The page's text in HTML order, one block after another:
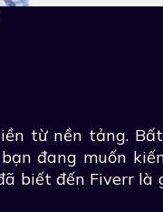
từ nền tảng.
đang muốn
biết đến Fiverr là